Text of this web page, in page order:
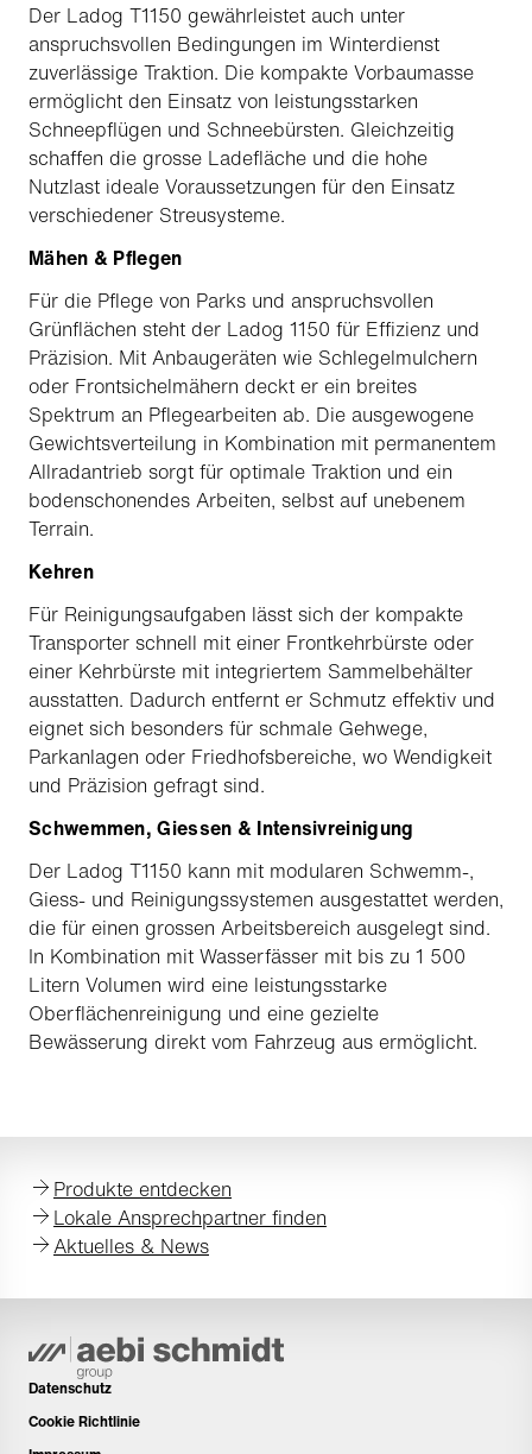
Der Ladog T1150 gewährleistet auch unter
anspruchsvollen Bedingungen im Winterdienst
zuverlässige Traktion. Die kompakte Vorbaumasse
ermöglicht den Einsatz von leistungsstarken
Schneepflügen und Schneebürsten. Gleichzeitig
schaffen die grosse Ladefläche und die hohe
Nutzlast ideale Voraussetzungen für den Einsatz
verschiedener Streusysteme.
Mähen & Pflegen
Für die Pflege von Parks und anspruchsvollen
Grünflächen steht der Ladog 1150 für Effizienz und
Präzision. Mit Anbaugeräten wie Schlegelmulchern
oder Frontsichelmähern deckt er ein breites
Spektrum an Pflegearbeiten ab. Die ausgewogene
Gewichtsverteilung in Kombination mit permanentem
Allradantrieb sorgt für optimale Traktion und ein
bodenschonendes Arbeiten, selbst auf unebenem
Terrain.
Kehren
Für Reinigungsaufgaben lässt sich der kompakte
Transporter schnell mit einer Frontkehrbürste oder
einer Kehrbürste mit integriertem Sammelbehälter
ausstatten. Dadurch entfernt er Schmutz effektiv und
eignet sich besonders für schmale Gehwege,
Parkanlagen oder Friedhofsbereiche, wo Wendigkeit
und Präzision gefragt sind.
Schwemmen, Giessen & Intensivreinigung
Der Ladog T1150 kann mit modularen Schwemm-,
Giess- und Reinigungssystemen ausgestattet werden,
die für einen grossen Arbeitsbereich ausgelegt sind.
In Kombination mit Wasserfässer mit bis zu 1 500
Litern Volumen wird eine leistungsstarke
Oberflächenreinigung und eine gezielte
Bewässerung direkt vom Fahrzeug aus ermöglicht.
Produkte entdecken
Lokale Ansprechpartner finden
Aktuelles & News
Datenschutz
Cookie Richtlinie